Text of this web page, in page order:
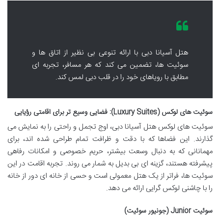
هتل آسیانا دبی با ارائه تنوعی بی نظیر از اتاق ها و
سوئیت ها، تضمین می کند که هر مسافر، تجربه ای
مطابق با رویاهای خود را در قلب دبی لمس کند.
سوئیت های لوکس (Luxury Suites): فضایی وسیع تر برای اقامتی رؤیایی
سوئیت های لوکس هتل آسیانا دبی، اوج تجمل و راحتی را به نمایش می
گذارند. این فضاها که با دقت و ظرافت تمام طراحی شده اند، برای
مهمانانی که به دنبال وسعت بیشتر، حریم خصوصی و امکانات رفاهی
پیشرفته هستند، گزینه ای بی بدیل به شمار می روند. تجربه اقامت در این
سوئیت ها، فراتر از یک هتل معمولی است و حسی از خانه ای دور از خانه
را با چاشنی لوکس گرایی ارائه می دهد.
سوئیت Junior (جونیور سوئیت)